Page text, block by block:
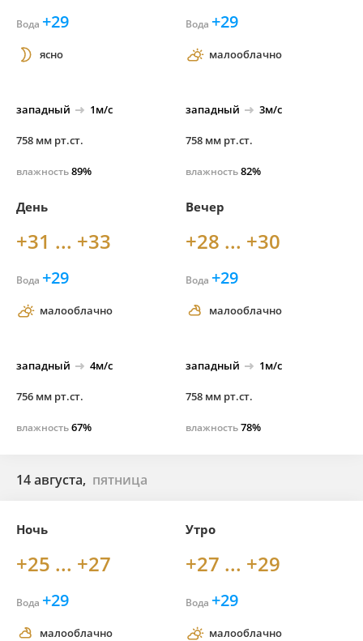
Вода +29
ясно
западный 1м/с
758 мм рт.ст.
влажность89%
Вода +29
малооблачно
западный 3м/с
758 мм рт.ст.
влажность82%
День
+31 ... +33
Вода +29
малооблачно
западный 4м/с
756 мм рт.ст.
влажность67%
Вечер
+28 ... +30
Вода +29
малооблачно
западный 1м/с
758 мм рт.ст.
влажность78%
14 августа, пятница
Ночь
+25 ... +27
Вода +29
малооблачно
Утро
+27 ... +29
Вода +29
малооблачно